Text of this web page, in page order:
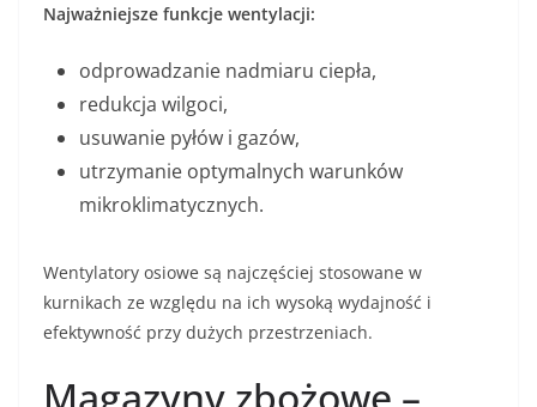
Najważniejsze funkcje wentylacji:
odprowadzanie nadmiaru ciepła,
redukcja wilgoci,
usuwanie pyłów i gazów,
utrzymanie optymalnych warunków
mikroklimatycznych.
Wentylatory osiowe są najczęściej stosowane w
kurnikach ze względu na ich wysoką wydajność i
efektywność przy dużych przestrzeniach.
Magazyny zbożowe –